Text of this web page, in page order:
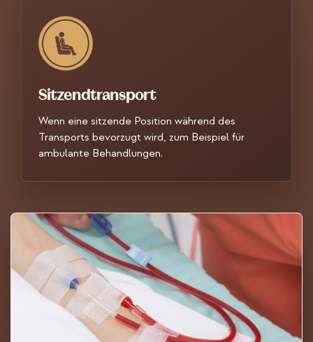
Sitzendtransport
Wenn eine sitzende Position während des
Transports bevorzugt wird, zum Beispiel für
ambulante Behandlungen.